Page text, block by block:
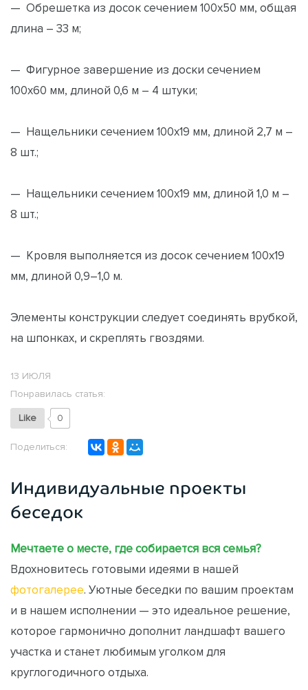
— Обрешетка из досок сечением 100х50 мм, общая
длина – 33 м;
— Фигурное завершение из доски сечением
100х60 мм, длиной 0,6 м – 4 штуки;
— Нащельники сечением 100х19 мм, длиной 2,7 м –
8 шт.;
— Нащельники сечением 100х19 мм, длиной 1,0 м –
8 шт.;
— Кровля выполняется из досок сечением 100х19
мм, длиной 0,9–1,0 м.
Элементы конструкции следует соединять врубкой,
на шпонках, и скреплять гвоздями.
13 ИЮЛЯ
Понравилась статья:
Like 0
Поделиться:
Индивидуальные проекты
беседок
Мечтаете о месте, где собирается вся семья?
Вдохновитесь готовыми идеями в нашей
фотогалерее . Уютные беседки по вашим проектам
и в нашем исполнении — это идеальное решение,
которое гармонично дополнит ландшафт вашего
участка и станет любимым уголком для
круглогодичного отдыха.